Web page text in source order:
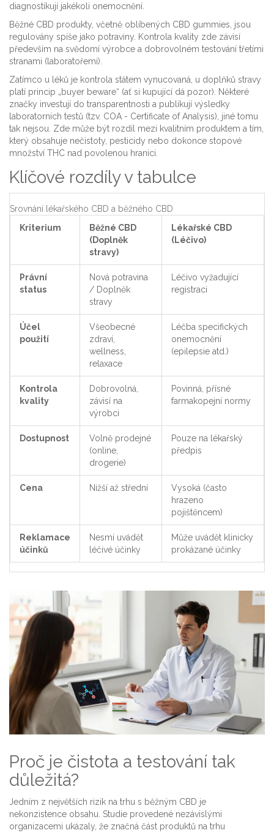
diagnostikují jakékoli onemocnění.
Běžné CBD produkty, včetně oblíbených CBD gummies , jsou
regulovány spíše jako potraviny. Kontrola kvality zde závisí
především na svědomí výrobce a dobrovolném testování třetími
stranami (laboratořemi).
Zatímco u léků je kontrola státem vynucovaná, u doplňků stravy
platí princip „buyer beware“ (ať si kupující dá pozor). Některé
značky investují do transparentnosti a publikují výsledky
laboratorních testů (tzv. COA - Certificate of Analysis), jiné tomu
tak nejsou. Zde může být rozdíl mezi kvalitním produktem a tím,
který obsahuje nečistoty, pesticidy nebo dokonce stopové
množství THC nad povolenou hranici.
Klíčové rozdíly v tabulce
Srovnání lékařského CBD a běžného CBD
Kriterium
Běžné CBD
(Doplněk
stravy)
Lékařské CBD
(Léčivo)
Právní
status
Nová potravina
/ Doplněk
stravy
Léčivo vyžadující
registraci
Účel
použití
Všeobecné
zdraví,
wellness,
relaxace
Léčba specifických
onemocnění
(epilepsie atd.)
Kontrola
kvality
Dobrovolná,
závisí na
výrobci
Povinná, přísné
farmakopejní normy
Dostupnost
Volně prodejné
(online,
drogerie)
Pouze na lékařský
předpis
Cena Nižší až střední
Vysoká (často
hrazeno
pojištěncem)
Reklamace
účinků
Nesmí uvádět
léčivé účinky
Může uvádět klinicky
prokázané účinky
Proč je čistota a testování tak
důležitá?
Jedním z největších rizik na trhu s běžným CBD je
nekonzistence obsahu. Studie provedené nezávislými
organizacemi ukázaly, že značná část produktů na trhu